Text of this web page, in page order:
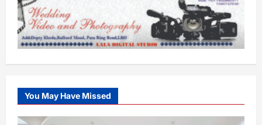
You May Have Missed